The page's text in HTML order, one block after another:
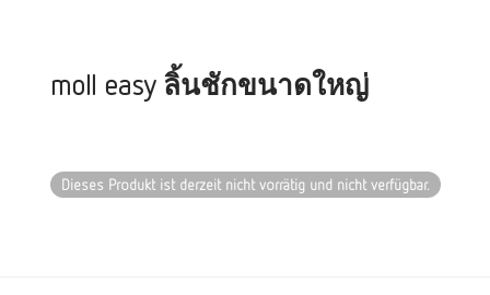
moll easy ลิ้นชักขนาดใหญ่
Dieses Produkt ist derzeit nicht vorrätig und nicht verfügbar.